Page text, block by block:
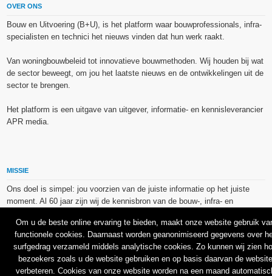
OVER ONS
Bouw en Uitvoering (B+U), is het platform waar bouwprofessionals, infra-
specialisten en technici het nieuws vinden dat hun werk raakt.
Van woningbouwbeleid tot innovatieve bouwmethoden. Wij houden bij wat
de sector beweegt, om jou het laatste nieuws en de ontwikkelingen uit de
sector te brengen.
Het platform is een uitgave van uitgever, informatie- en kennisleverancier
APR media.
MISSIE
Ons doel is simpel: jou voorzien van de juiste informatie op het juiste
moment. Al 60 jaar zijn wij de kennisbron van de bouw-, infra- en
De op dit platform gebruikte afbeeldingen, illustraties en foto’s zijn ofwel
vrij van rechten verkregen via de bron van het betreffende bericht, of
binnen de aan APR media (groep) of BU media verschafte licentie(s) en
de daarmee verkregen rechten aangekocht bij Shutterstock en/of 123RF.
Om u de beste online ervaring te bieden, maakt onze website gebruik
functionele cookies. Daarnaast worden geanonimiseerd gegevens over
surfgedrag verzameld middels analytische cookies. Zo kunnen wij zien
bezoekers zoals u de website gebruiken en op basis daarvan de website
verbeteren. Cookies van onze website worden na een maand